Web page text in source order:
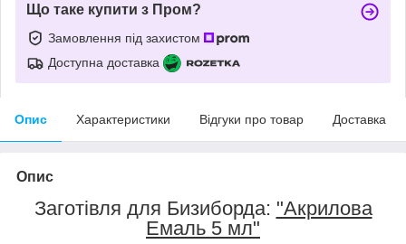
Що таке купити з Пром?
Замовлення під захистом
Доступна доставка
Опис Характеристики Відгуки про товар Доставка
Опис
Заготівля для Бизиборда: "Акрилова
Емаль 5 мл"